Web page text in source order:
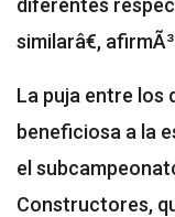
similarâ€,
La puja entre los
beneficiosa a la
el
Constructores,